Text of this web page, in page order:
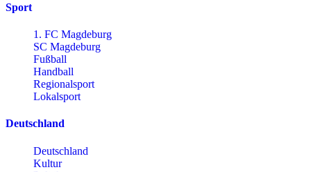
Sport
1. FC Magdeburg
SC Magdeburg
Fußball
Handball
Regionalsport
Lokalsport
Deutschland
Deutschland
Kultur